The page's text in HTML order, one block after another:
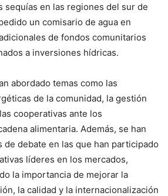
sequías en las regiones del sur de
un comisario de agua en
de fondos comunitarios
a inversiones hídricas.
abordado temas como las
de la comunidad, la gestión
cooperativas ante los
alimentaria. Además, se han
de debate en las que han participado
líderes en los mercados,
la importancia de mejorar la
la calidad y la internacionalización